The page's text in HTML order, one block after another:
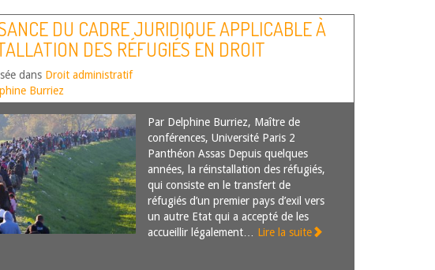
DU CADRE JURIDIQUE APPLICABLE À
DES RÉFUGIÉS EN DROIT
dans Droit administratif
Burriez
Par Delphine Burriez, Maître de
conférences, Université Paris 2
Panthéon Assas Depuis quelques
années, la réinstallation des réfugiés,
qui consiste en le transfert de
réfugiés d’un premier pays d’exil vers
un autre Etat qui a accepté de les
accueillir légalement… Lire la suite